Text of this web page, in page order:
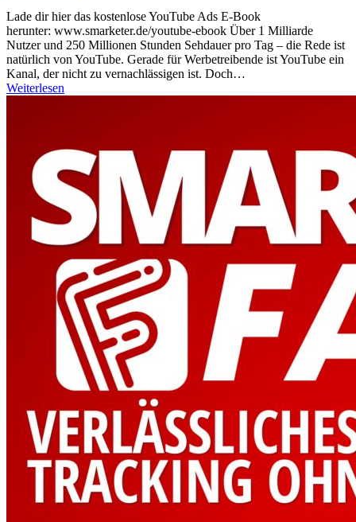
Lade dir hier das kostenlose YouTube Ads E-Book
herunter: www.smarketer.de/youtube-ebook Über 1 Milliarde
Nutzer und 250 Millionen Stunden Sehdauer pro Tag – die Rede ist
natürlich von YouTube. Gerade für Werbetreibende ist YouTube ein
Kanal, der nicht zu vernachlässigen ist. Doch…
Weiterlesen